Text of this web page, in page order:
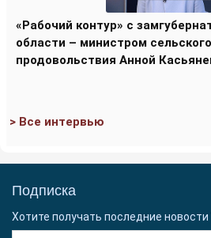
«Рабочий контур» с
области – министром
продовольствия Анной
> Все интервью
Подписка
Хотите получать последние